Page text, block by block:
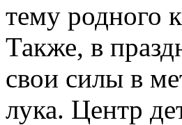
тему родного
Также, в
свои силы в
лука. Центр